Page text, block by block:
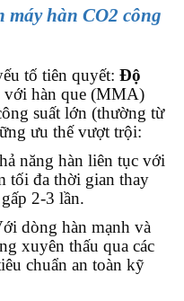
máy hàn CO2 công
tố tiên quyết: Độ
với hàn que (MMA)
suất lớn (thường từ
ưu thế vượt trội:
năng hàn liên tục với
tối đa thời gian thay
2-3 lần.
dòng hàn mạnh và
xuyên thấu qua các
chuẩn an toàn kỹ